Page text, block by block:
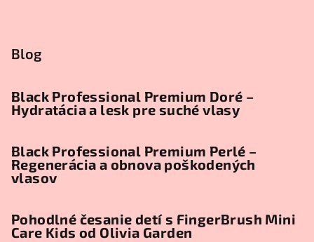
Blog
Black Professional Premium Doré –
Hydratácia a lesk pre suché vlasy
Black Professional Premium Perlé –
Regenerácia a obnova poškodených
vlasov
Pohodlné česanie detí s FingerBrush Mini
Care Kids od Olivia Garden